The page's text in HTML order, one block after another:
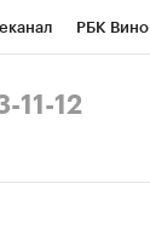
РБК Вино
11-12